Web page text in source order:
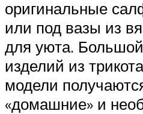
оригинальные
или под вазы из
для уюта.
изделий из
модели
«домашние» и